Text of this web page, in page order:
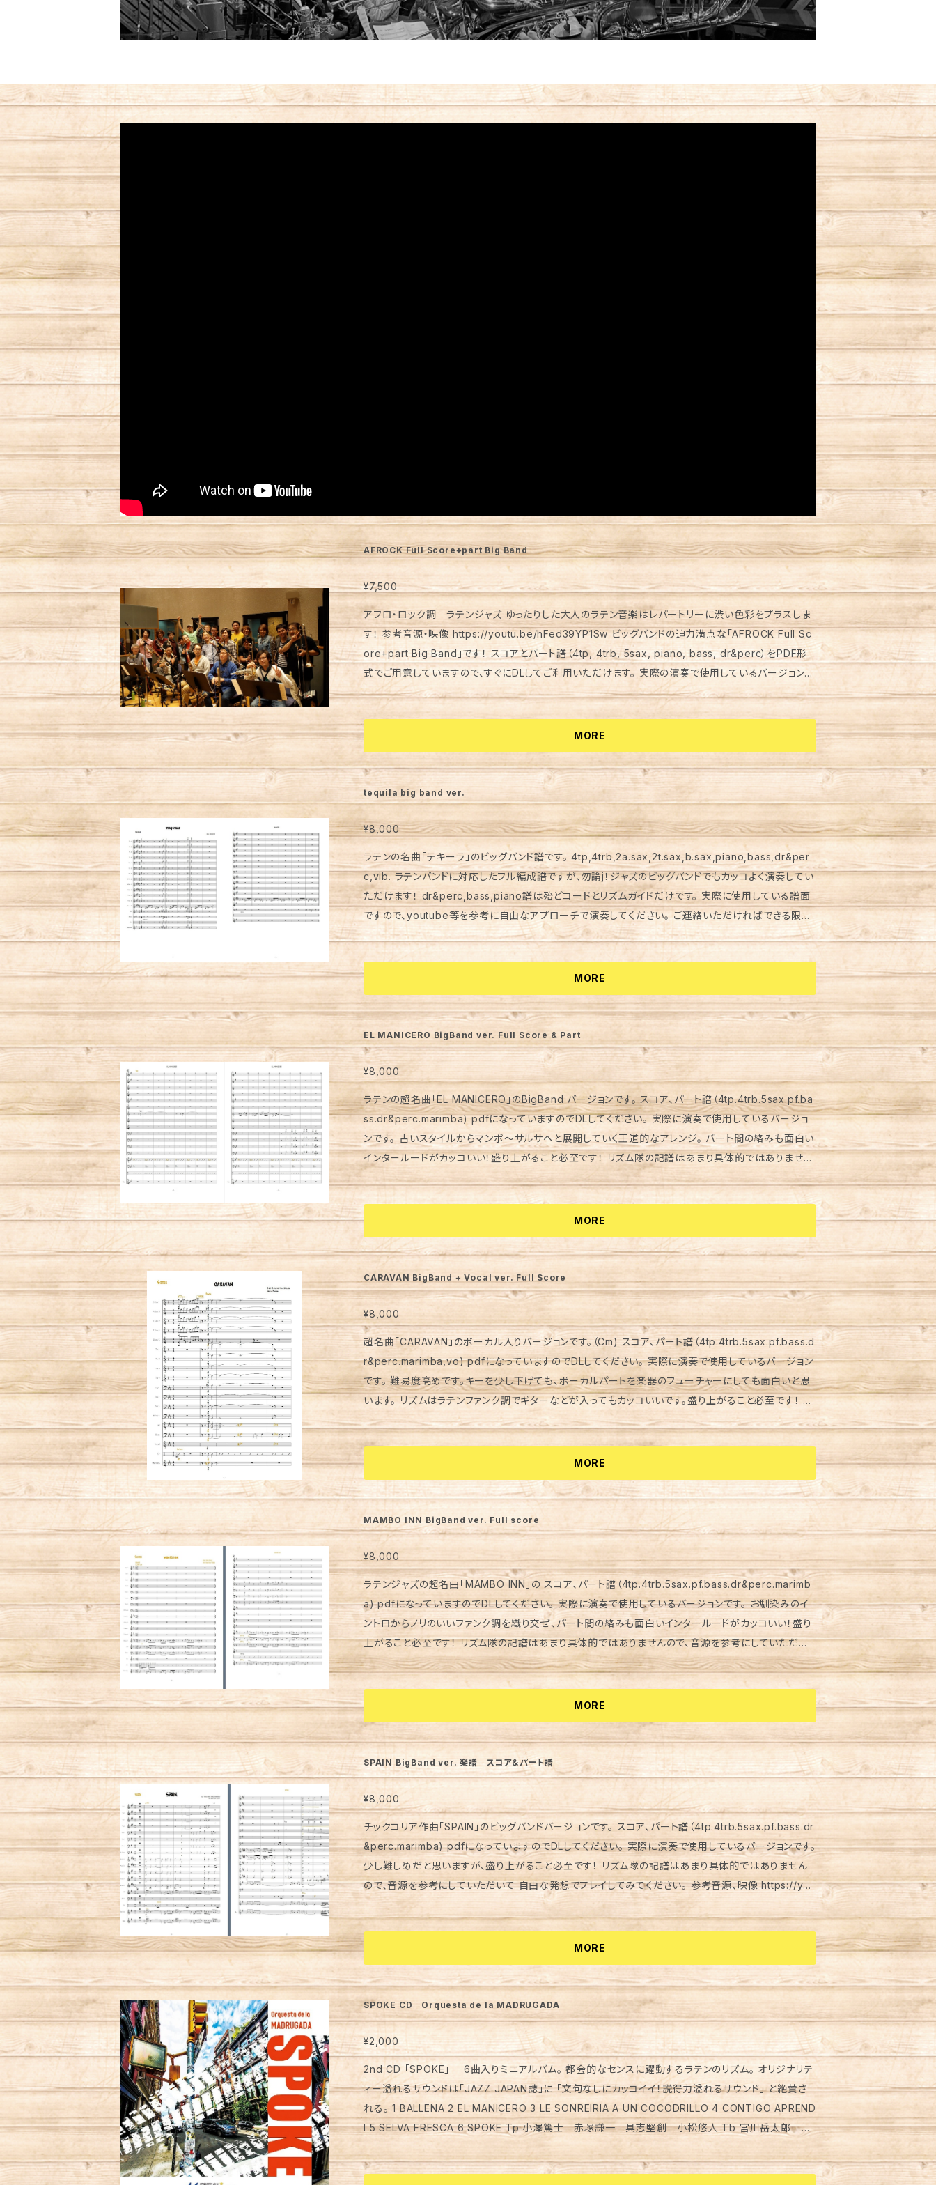
AFROCK Full Score+part Big Band
¥7,500
アフロ・ロック調 ラテンジャズ ゆったりした大人のラテン音楽はレパートリーに渋い色彩をプラスしま
す！ 参考音源・映像 https://youtu.be/hFed39YP1Sw ビッグバンドの迫力満点な「AFROCK Full Sc
ore+part Big Band」です！ スコアとパート譜（4tp, 4trb, 5sax, piano, bass, dr&perc）をPDF形
式でご用意していますので、すぐにDLしてご利用いただけます。 実際の演奏で使用しているバージョン
で、ジャズやファンク、アフロビートなど多様なスタイルで楽しめるアレンジが魅力です。リズムセクション
の自由度が高いのもポイント！アレンジはお好みでアプローチしてください。 サウンドの迫力を引き立て
るパート間の掛け合いや、皆で盛り上がること間違いなしのボリューム感を体感していただけます。自分
たちのスタイルで演奏する楽しさをぜひ味わってください！ リズム隊の記譜は具体的ではない部分もご
ざいますので、参考音源を活用し、自由なプレイをお楽しみください。 参考音源、映像 https://youtu.b
e/hFed39YP1Sw ご不明点やご要望がございましたら、お気軽にご連絡ください！
MORE
tequila big band ver.
¥8,000
ラテンの名曲「テキーラ」のビッグバンド譜です。 4tp,4trb,2a.sax,2t.sax,b.sax,piano,bass,dr&per
c,vib. ラテンバンドに対応したフル編成譜ですが、勿論j！ジャズのビッグバンドでもカッコよく演奏してい
ただけます！ dr&perc,bass,piano譜は殆どコードとリズムガイドだけです。 実際に使用している譜面
ですので、youtube等を参考に自由なアプローチで演奏してください。 ご連絡いただければできる限り
のフォローはさせて頂きます。 https://www.youtube.com/watch?v=KEeWZh7CPh0 （過去に、you
tubeの動画でのピアノの演奏をアドリブも含め譜面にしてください。といった依頼が来ましたが、これは
お断りさせていただきました。） ご理解のほどよろしくお願いいたします。
MORE
EL MANICERO BigBand ver. Full Score & Part
¥8,000
ラテンの超名曲「EL MANICERO」のBigBand バージョンです。 スコア、パート譜（4tp.4trb.5sax.pf.ba
ss.dr&perc.marimba) pdfになっていますのでDLしてください。 実際に演奏で使用しているバージョ
ンです。 古いスタイルからマンボ～サルサへと展開していく王道的なアレンジ。 パート間の絡みも面白い
インタールードがカッコいい！盛り上がること必至です！ リズム隊の記譜はあまり具体的ではありません
ので、音源を参考にしていただいて 自由な発想でプレイしてみてください。 参考音源、映像 https://you
tu.be/SB9mwqKhJI8
MORE
CARAVAN BigBand + Vocal ver. Full Score
¥8,000
超名曲「CARAVAN」のボーカル入りバージョンです。（Cm) スコア、パート譜（4tp.4trb.5sax.pf.bass.d
r&perc.marimba,vo) pdfになっていますのでDLしてください。 実際に演奏で使用しているバージョン
です。 難易度高めです。キーを少し下げても、ボーカルパートを楽器のフューチャーにしても面白いと思
います。 リズムはラテンファンク調でギターなどが入ってもカッコいいです。盛り上がること必至です！ リ
ズム隊の記譜はあまり具体的ではありませんので、音源を参考にしていただいて 自由な発想でプレイし
てみてください。 参考音源、映像 https://youtu.be/6FtDPJ9BdlE
MORE
MAMBO INN BigBand ver. Full score
¥8,000
ラテンジャズの超名曲「MAMBO INN」の スコア、パート譜（4tp.4trb.5sax.pf.bass.dr&perc.marimb
a) pdfになっていますのでDLしてください。 実際に演奏で使用しているバージョンです。 お馴染みのイ
ントロからノリのいいファンク調を織り交ぜ、パート間の絡みも面白いインタールードがカッコいい！盛り
上がること必至です！ リズム隊の記譜はあまり具体的ではありませんので、音源を参考にしていただい
て 自由な発想でプレイしてみてください。 参考音源、映像 https://youtu.be/RSY0oveAugo
MORE
SPAIN BigBand ver. 楽譜 スコア＆パート譜
¥8,000
チックコリア作曲「SPAIN」のビッグバンドバージョンです。 スコア、パート譜（4tp.4trb.5sax.pf.bass.dr
&perc.marimba) pdfになっていますのでDLしてください。 実際に演奏で使用しているバージョンです。
少し難しめだと思いますが、盛り上がること必至です！ リズム隊の記譜はあまり具体的ではありません
ので、音源を参考にしていただいて 自由な発想でプレイしてみてください。 参考音源、映像 https://you
tu.be/9uhKoK7fEzw
MORE
SPOKE CD Orquesta de la MADRUGADA
¥2,000
2nd CD 「SPOKE」 6曲入りミニアルバム。 都会的なセンスに躍動するラテンのリズム。 オリジナリテ
ィー溢れるサウンドは「JAZZ JAPAN誌」に 「文句なしにカッコイイ！説得力溢れるサウンド」 と絶賛さ
れる。 1 BALLENA 2 EL MANICERO 3 LE SONREIRIA A UN COCODRILLO 4 CONTIGO APREND
I 5 SELVA FRESCA 6 SPOKE Tp 小澤篤士 赤塚謙一 具志堅創 小松悠人 Tb 宮川岳太郎 霜
田裕司 忍田耕一 佐々木匡史 Sax 宮崎達哉 辻野進輔 山口宗真 上野悠 中澤まどか Pf 藤
本暁子 B 深美健一 Vib 窪田想士 Per 佐藤英樹 Dr 坪根剛介 Arr,Comp 寺田雅章 下記リンクより